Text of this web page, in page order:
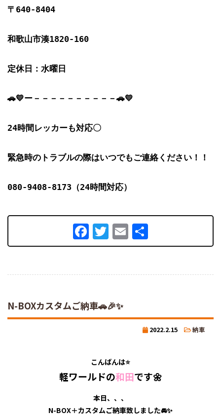
〒640-8404
和歌山市湊1820-160
定休日：水曜日
🚗💛ー－－－－－－－－－－🚗💛
24時間レッカーも対応〇
緊急時のトラブルの際はいつでもご連絡ください！！
080-9408-8173（24時間対応）
Facebook
Twitter
Email
有
N-BOXカスタムご納車🚗🎉✨
2022.2.15 納車
こんばんは⭐
軽ワールドの和田です🌼
本日、、、
N-BOX＋カスタムご納車致しました🚘✨